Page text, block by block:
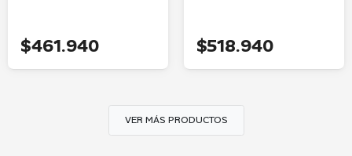
$461.940 $518.940
VER MÁS PRODUCTOS